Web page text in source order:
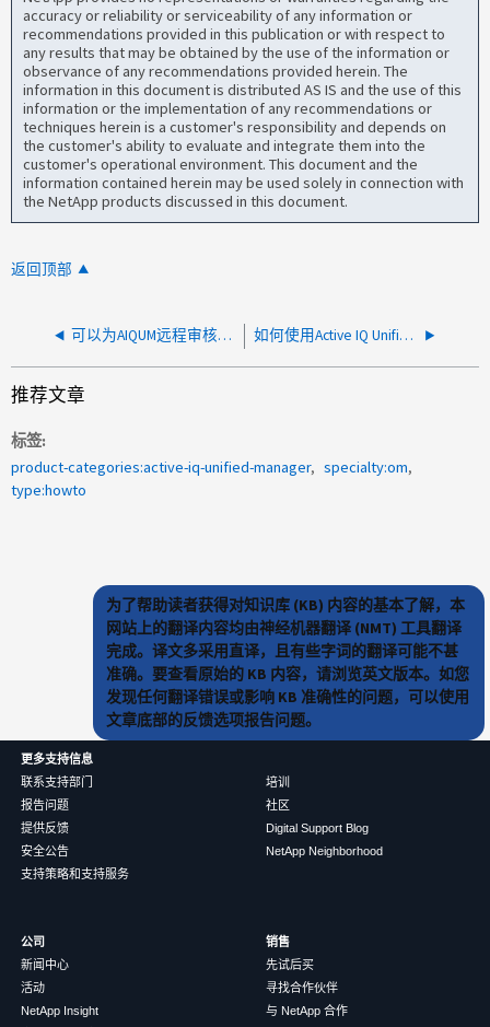
accuracy or reliability or serviceability of any information or
recommendations provided in this publication or with respect to
any results that may be obtained by the use of the information or
observance of any recommendations provided herein. The
information in this document is distributed AS IS and the use of this
information or the implementation of any recommendations or
techniques herein is a customer's responsibility and depends on
the customer's ability to evaluate and integrate them into the
customer's operational environment. This document and the
information contained herein may be used solely in connection with
the NetApp products discussed in this document.
返回顶部
可以为AIQUM远程审核日志记录分配多少个系统日志服务器？ 如何使用Active IQ Unified Manager 生成性能报告
推荐文章
标签
product-categories:active-iq-unified-manager
specialty:om
type:howto
为了帮助读者获得对知识库 (KB) 内容的基本了解，本
网站上的翻译内容均由神经机器翻译 (NMT) 工具翻译
完成。译文多采用直译，且有些字词的翻译可能不甚
准确。要查看原始的 KB 内容，请浏览英文版本。如您
发现任何翻译错误或影响 KB 准确性的问题，可以使用
文章底部的反馈选项报告问题。
更多支持信息
联系支持部门
报告问题
提供反馈
安全公告
支持策略和支持服务
培训
社区
Digital Support Blog
NetApp Neighborhood
公司
新闻中心
活动
NetApp Insight
销售
先试后买
寻找合作伙伴
与 NetApp 合作